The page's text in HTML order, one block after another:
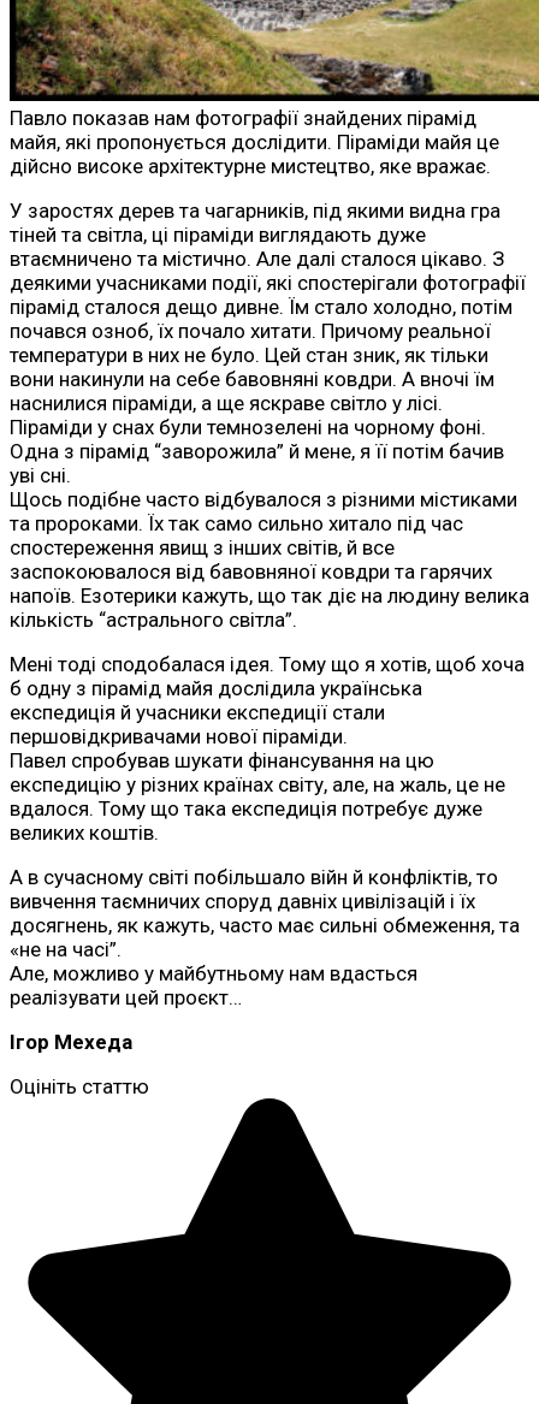
Павло показав нам фотографії знайдених пірамід
майя, які пропонується дослідити. Піраміди майя це
дійсно високе архітектурне мистецтво, яке вражає.
У заростях дерев та чагарників, під якими видна гра
тіней та світла, ці піраміди виглядають дуже
втаємничено та містично. Але далі сталося цікаво. З
деякими учасниками події, які спостерігали фотографії
пірамід сталося дещо дивне. Їм стало холодно, потім
почався озноб, їх почало хитати. Причому реальної
температури в них не було. Цей стан зник, як тільки
вони накинули на себе бавовняні ковдри. А вночі їм
наснилися піраміди, а ще яскраве світло у лісі.
Піраміди у снах були темнозелені на чорному фоні.
Одна з пірамід “заворожила” й мене, я її потім бачив
уві сні.
Щось подібне часто відбувалося з різними містиками
та пророками. Їх так само сильно хитало під час
спостереження явищ з інших світів, й все
заспокоювалося від бавовняної ковдри та гарячих
напоїв. Езотерики кажуть, що так діє на людину велика
кількість “астрального світла”.
Мені тоді сподобалася ідея. Тому що я хотів, щоб хоча
б одну з пірамід майя дослідила українська
експедиція й учасники експедиції стали
першовідкривачами нової піраміди.
Павел спробував шукати фінансування на цю
експедицію у різних країнах світу, але, на жаль, це не
вдалося. Тому що така експедиція потребує дуже
великих коштів.
А в сучасному світі побільшало війн й конфліктів, то
вивчення таємничих споруд давніх цивілізацій і їх
досягнень, як кажуть, часто має сильні обмеження, та
«не на часі”.
Але, можливо у майбутньому нам вдасться
реалізувати цей проєкт…
Ігор Мехеда
Оцініть статтю